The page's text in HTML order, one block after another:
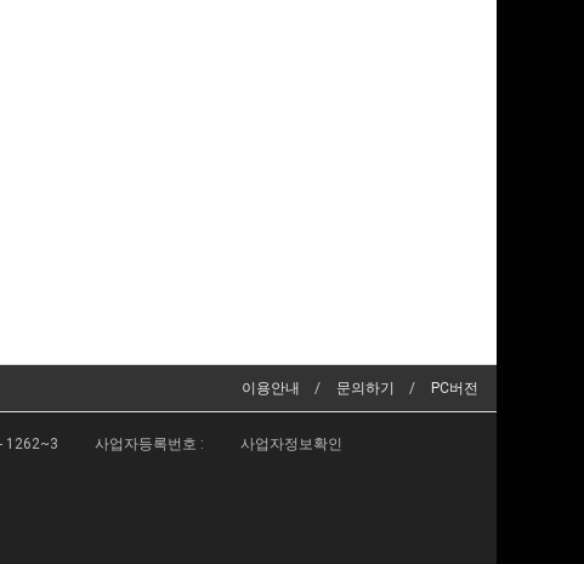
이용안내 문의하기 PC버전
1262~3 사업자등록번호 :
사업자정보확인